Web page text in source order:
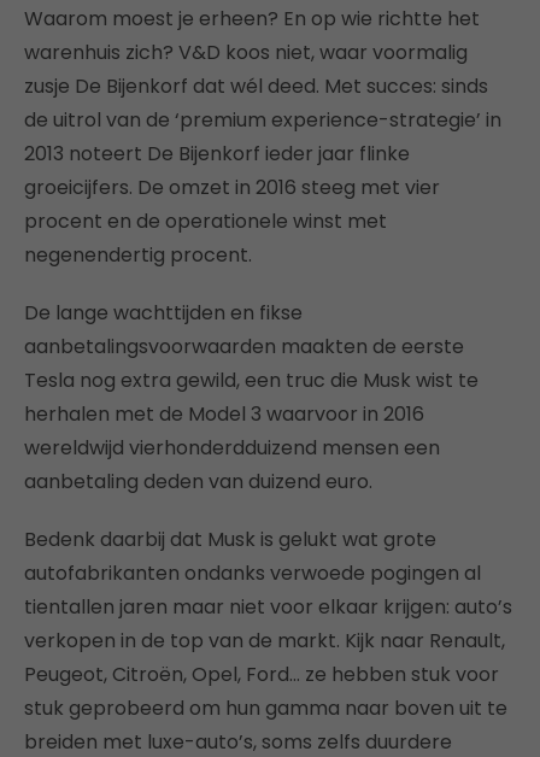
Waarom moest je erheen? En op wie richtte het
warenhuis zich? V&D koos niet, waar voormalig
zusje De Bijenkorf dat wél deed. Met succes: sinds
de uitrol van de ‘premium experience-strategie’ in
2013 noteert De Bijenkorf ieder jaar flinke
groeicijfers. De omzet in 2016 steeg met vier
procent en de operationele winst met
negenendertig procent.
De lange wachttijden en fikse
aanbetalingsvoorwaarden maakten de eerste
Tesla nog extra gewild, een truc die Musk wist te
herhalen met de Model 3 waarvoor in 2016
wereldwijd vierhonderdduizend mensen een
aanbetaling deden van duizend euro.
Bedenk daarbij dat Musk is gelukt wat grote
autofabrikanten ondanks verwoede pogingen al
tientallen jaren maar niet voor elkaar krijgen: auto’s
verkopen in de top van de markt. Kijk naar Renault,
Peugeot, Citroën, Opel, Ford… ze hebben stuk voor
stuk geprobeerd om hun gamma naar boven uit te
breiden met luxe-auto’s, soms zelfs duurdere